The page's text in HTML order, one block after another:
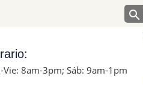
Vie: 8am-3pm; Sáb: 9am-1pm